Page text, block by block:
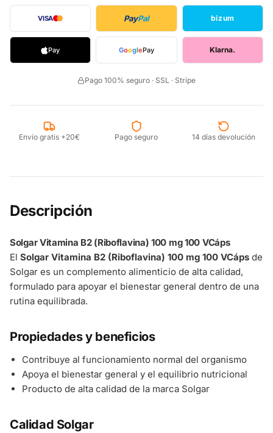
VISA PayPal bizum
Pay GooglePay Klarna.
Pago 100% seguro · SSL · Stripe
Envío gratis +20€ Pago seguro 14 días devolución
Descripción
Solgar Vitamina B2 (Riboflavina) 100 mg 100 VCáps
El Solgar Vitamina B2 (Riboflavina) 100 mg 100 VCáps de
Solgar es un complemento alimenticio de alta calidad,
formulado para apoyar el bienestar general dentro de una
rutina equilibrada.
Propiedades y beneficios
Contribuye al funcionamiento normal del organismo
Apoya el bienestar general y el equilibrio nutricional
Producto de alta calidad de la marca Solgar
Calidad Solgar